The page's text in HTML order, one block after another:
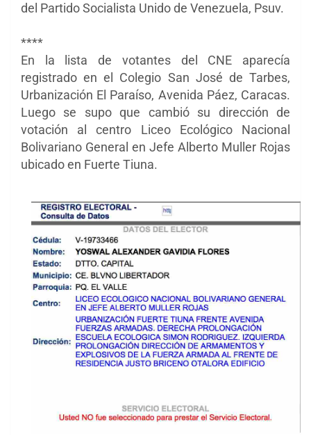
del Partido Socialista Unido de Venezuela, Psuv.
****
En la lista de votantes del CNE aparecía
registrado en el Colegio San José de Tarbes,
Urbanización El Paraíso, Avenida Páez, Caracas.
Luego se supo que cambió su dirección de
votación al centro Liceo Ecológico Nacional
Bolivariano General en Jefe Alberto Muller Rojas
ubicado en Fuerte Tiuna.